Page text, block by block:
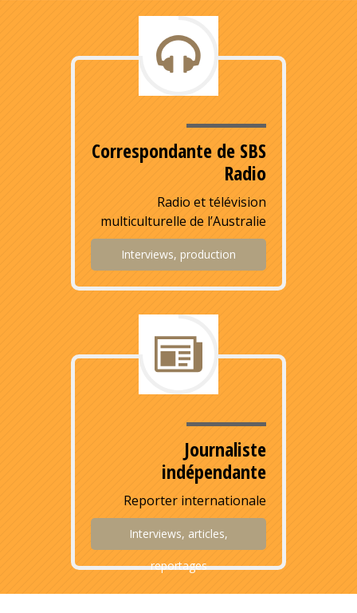
Correspondante de SBS
Radio
Radio et télévision
multiculturelle de l’Australie
Interviews, production
Journaliste
indépendante
Reporter internationale
Interviews, articles,
reportages